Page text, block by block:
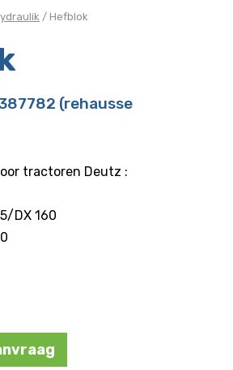
/ Hefblok
(rehausse
tractoren Deutz :
DX 160